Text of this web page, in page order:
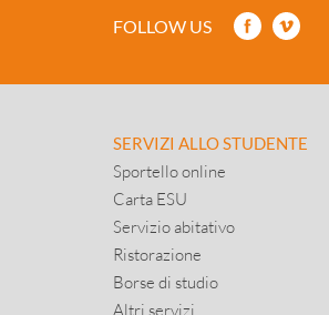
FOLLOW US
SERVIZI ALLO STUDENTE
Sportello online
Carta ESU
Servizio abitativo
Ristorazione
Borse di studio
Altri servizi